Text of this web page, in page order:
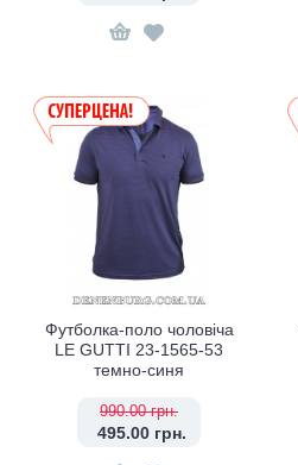
Футболка-поло чоловіча
LE GUTTI 23-1565-53
темно-синя
990.00 грн.
495.00 грн.